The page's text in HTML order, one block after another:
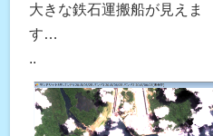
大きな鉄石運搬船が見えま
す…
..